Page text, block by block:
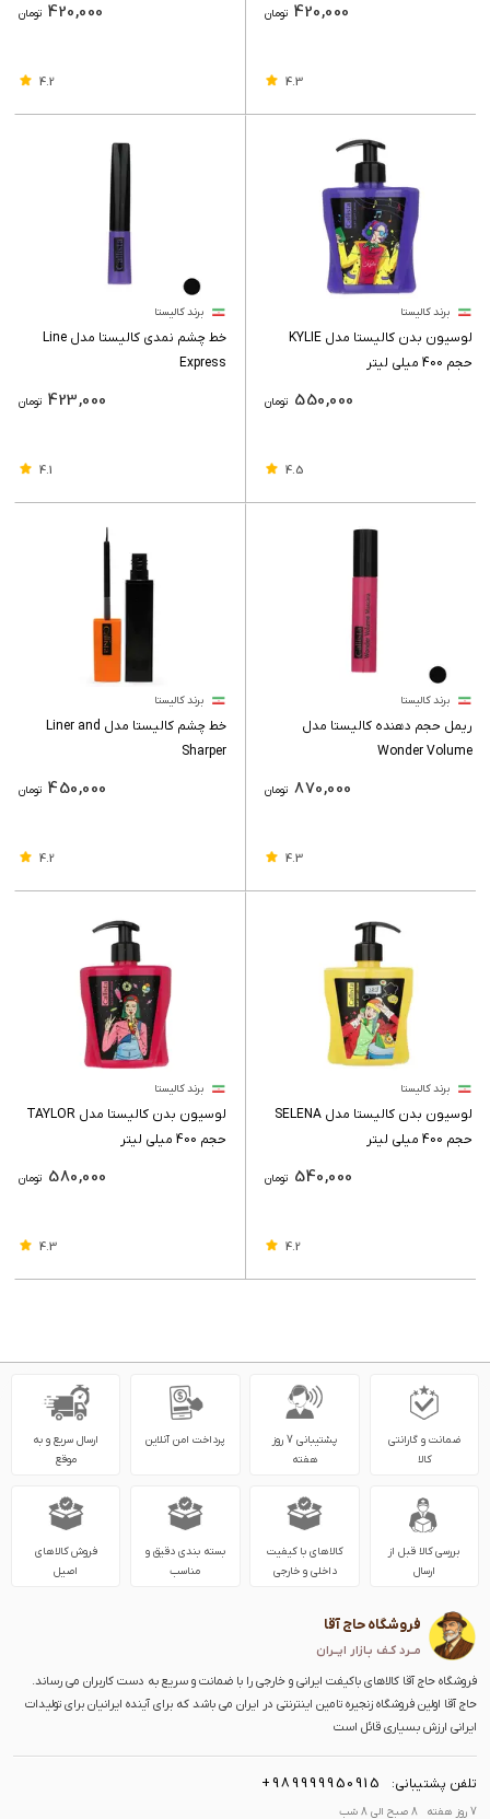
تومان 420,000
4.3
تومان 420,000
4.2
برند کالیستا
لوسیون بدن کالیستا مدل KYLIE
حجم 400 میلی لیتر
تومان 550,000
4.5
برند کالیستا
خط چشم نمدی کالیستا مدل Line
Express
تومان 423,000
4.1
برند کالیستا
ریمل حجم دهنده کالیستا مدل
Wonder Volume
تومان 870,000
4.3
برند کالیستا
خط چشم کالیستا مدل Liner and
Sharper
تومان 450,000
4.2
برند کالیستا
لوسیون بدن کالیستا مدل SELENA
حجم 400 میلی لیتر
تومان 540,000
4.2
برند کالیستا
لوسیون بدن کالیستا مدل TAYLOR
حجم 400 میلی لیتر
تومان 580,000
4.3
ضمانت و گارانتی
کالا
پشتیبانی 7 روز
هفته
پرداخت امن آنلاین
ارسال سریع و به
موقع
بررسی کالا قبل از
ارسال
کالاهای با کیفیت
داخلی و خارجی
بسته بندی دقیق و
مناسب
فروش کالاهای
اصیل
فروشگاه حاج آقا
مــرد کـف بـازار ایــران
فروشگاه حاج آقا کالاهای باکیفت ایرانی و خارجی را با ضمانت و سریع به دست کاربران می رساند.
حاج آقا اولین فروشگاه زنجیره تامین اینترنتی در ایران می باشد که برای آینده ایرانیان برای تولیدات
ایرانی ارزش بسیاری قائل است
تلفن پشتیبانی: +989999950915
7 روز هفته 8 صبح الی 8 شب